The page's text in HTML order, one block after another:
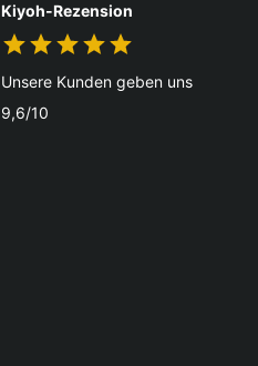
Kiyoh-Rezension
Unsere Kunden geben uns
9,6/10